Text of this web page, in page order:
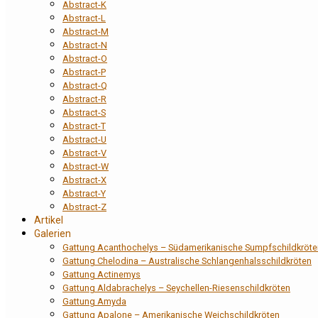
Abstract-K
Abstract-L
Abstract-M
Abstract-N
Abstract-O
Abstract-P
Abstract-Q
Abstract-R
Abstract-S
Abstract-T
Abstract-U
Abstract-V
Abstract-W
Abstract-X
Abstract-Y
Abstract-Z
Artikel
Galerien
Gattung Acanthochelys – Südamerikanische
Gattung Chelodina – Australische Schlangenhalsschildkröten
Gattung Actinemys
Gattung Aldabrachelys – Seychellen-Riesenschildkröten
Gattung Amyda
Gattung Apalone – Amerikanische Weichschildkröten